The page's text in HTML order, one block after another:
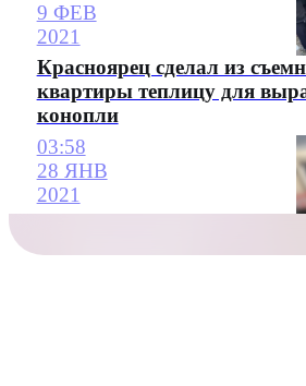
9 ФЕВ
2021
Красноярец сделал из
квартиры теплицу для
конопли
03:58
28 ЯНВ
2021